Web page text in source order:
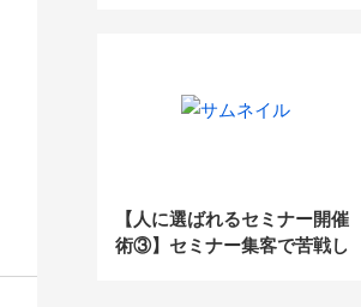
【人に選ばれるセミナー開催
術③】セミナー集客で苦戦し